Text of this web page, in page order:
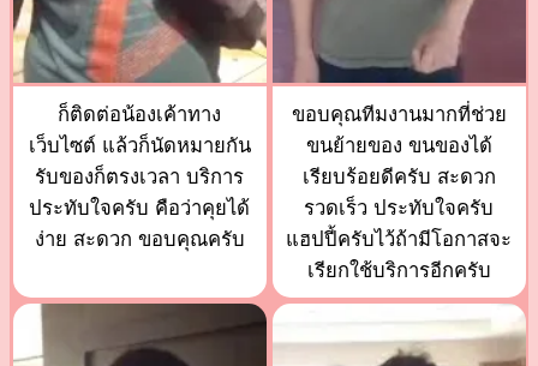
ก็ติดต่อน้องเค้าทาง
เว็บไซต์ แล้วก็นัดหมายกัน
รับของก็ตรงเวลา บริการ
ประทับใจครับ คือว่าคุยได้
ง่าย สะดวก ขอบคุณครับ
ขอบคุณทีมงานมากที่ช่วย
ขนย้ายของ ขนของได้
เรียบร้อยดีครับ สะดวก
รวดเร็ว ประทับใจครับ
แฮปปี้ครับไว้ถ้ามีโอกาสจะ
เรียกใช้บริการอีกครับ